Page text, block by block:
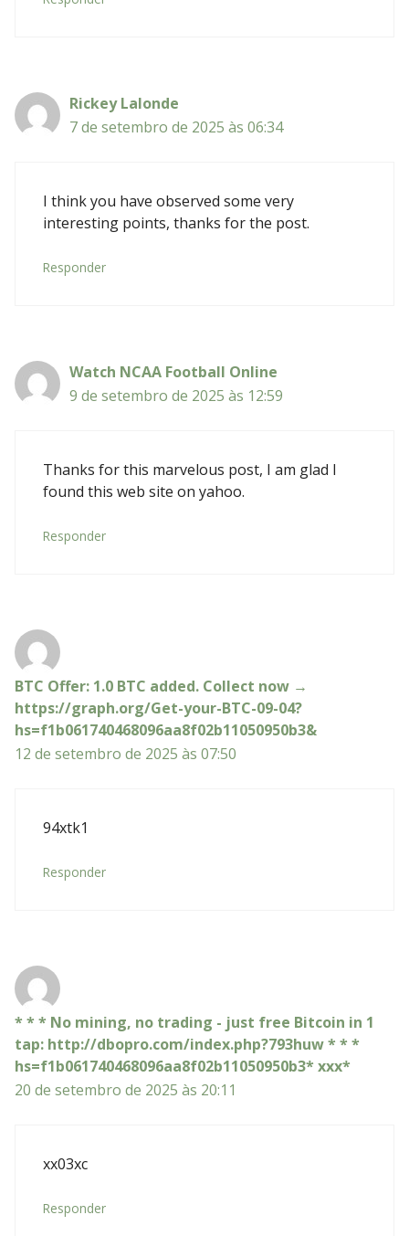
Rickey Lalonde
7 de setembro de 2025 às 06:34
I think you have observed some very
interesting points, thanks for the post.
Responder
Watch NCAA Football Online
9 de setembro de 2025 às 12:59
Thanks for this marvelous post, I am glad I
found this web site on yahoo.
Responder
BTC Offer: 1.0 BTC added. Collect now →
https://graph.org/Get-your-BTC-09-04?
hs=f1b061740468096aa8f02b11050950b3&
12 de setembro de 2025 às 07:50
94xtk1
Responder
* * * No mining, no trading - just free Bitcoin in 1
tap: http://dbopro.com/index.php?793huw * * *
hs=f1b061740468096aa8f02b11050950b3* ххх*
20 de setembro de 2025 às 20:11
xx03xc
Responder